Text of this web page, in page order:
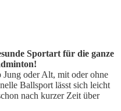
Sportart für die ganze
oder Alt, mit oder ohne
Ballsport lässt sich leicht
nach kurzer Zeit über